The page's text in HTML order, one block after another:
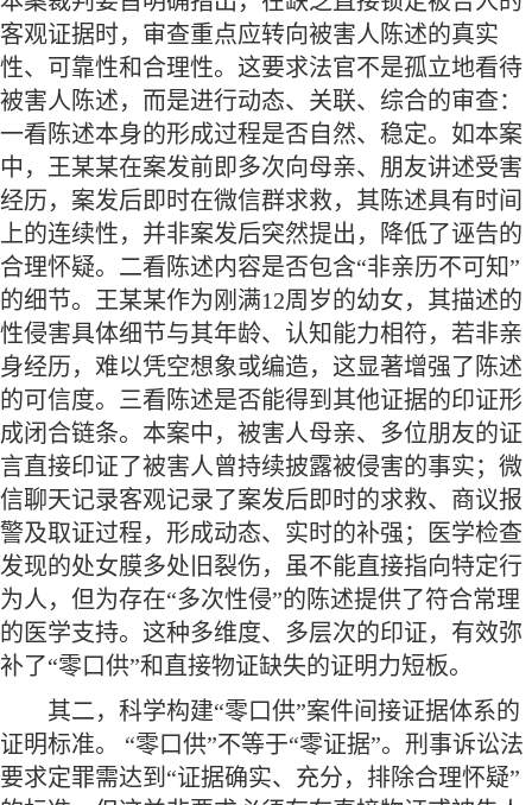
客观证据时，审查重点应转向被害人陈述的真实
性、可靠性和合理性。这要求法官不是孤立地看待
被害人陈述，而是进行动态、关联、综合的审查：
一看陈述本身的形成过程是否自然、稳定。如本案
中，王某某在案发前即多次向母亲、朋友讲述受害
经历，案发后即时在微信群求救，其陈述具有时间
上的连续性，并非案发后突然提出，降低了诬告的
合理怀疑。二看陈述内容是否包含“非亲历不可知”
的细节。王某某作为刚满12周岁的幼女，其描述的
性侵害具体细节与其年龄、认知能力相符，若非亲
身经历，难以凭空想象或编造，这显著增强了陈述
的可信度。三看陈述是否能得到其他证据的印证形
成闭合链条。本案中，被害人母亲、多位朋友的证
言直接印证了被害人曾持续披露被侵害的事实；微
信聊天记录客观记录了案发后即时的求救、商议报
警及取证过程，形成动态、实时的补强；医学检查
发现的处女膜多处旧裂伤，虽不能直接指向特定行
为人，但为存在“多次性侵”的陈述提供了符合常理
的医学支持。这种多维度、多层次的印证，有效弥
补了“零口供”和直接物证缺失的证明力短板。
其二，科学构建“零口供”案件间接证据体系的
证明标准。 “零口供”不等于“零证据”。刑事诉讼法
要求定罪需达到“证据确实、充分，排除合理怀疑”